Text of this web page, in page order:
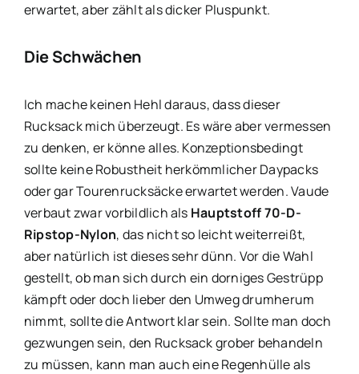
erwartet, aber zählt als dicker Pluspunkt.
Die Schwächen
Ich mache keinen Hehl daraus, dass dieser
Rucksack mich überzeugt. Es wäre aber vermessen
zu denken, er könne alles. Konzeptionsbedingt
sollte keine Robustheit herkömmlicher Daypacks
oder gar Tourenrucksäcke erwartet werden. Vaude
verbaut zwar vorbildlich als Hauptstoff 70-D-
Ripstop-Nylon, das nicht so leicht weiterreißt,
aber natürlich ist dieses sehr dünn. Vor die Wahl
gestellt, ob man sich durch ein dorniges Gestrüpp
kämpft oder doch lieber den Umweg drumherum
nimmt, sollte die Antwort klar sein. Sollte man doch
gezwungen sein, den Rucksack grober behandeln
zu müssen, kann man auch eine Regenhülle als